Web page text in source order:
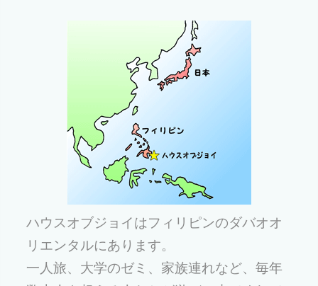
ハウスオブジョイはフィリピンのダバオオ
リエンタルにあります。
一人旅、大学のゼミ、家族連れなど、毎年